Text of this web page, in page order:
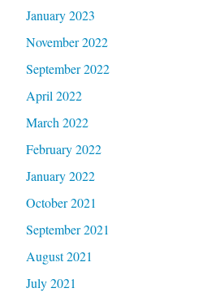
January 2023
November 2022
September 2022
April 2022
March 2022
February 2022
January 2022
October 2021
September 2021
August 2021
July 2021